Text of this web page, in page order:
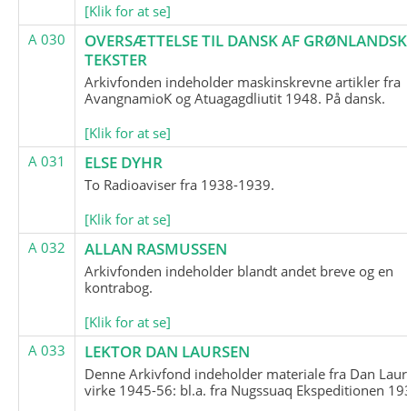
[Klik for at se]
A 030
OVERSÆTTELSE TIL DANSK AF
TEKSTER
Arkivfonden indeholder maskinskrevne artikler fra
AvangnamioK og Atuagagdliutit 1948. På dansk.
[Klik for at se]
A 031
ELSE DYHR
To Radioaviser fra 1938-1939.
[Klik for at se]
A 032
ALLAN RASMUSSEN
Arkivfonden indeholder blandt andet breve og en
kontrabog.
[Klik for at se]
A 033
LEKTOR DAN LAURSEN
Denne Arkivfond indeholder materiale fra Dan
virke 1945-56: bl.a. fra Nugssuaq Ekspeditionen